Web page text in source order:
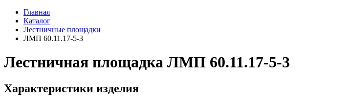
Главная
Каталог
Лестничные площадки
ЛМП 60.11.17-5-3
Лестничная площадка ЛМП 60.11.17-5-3
Характеристики изделия